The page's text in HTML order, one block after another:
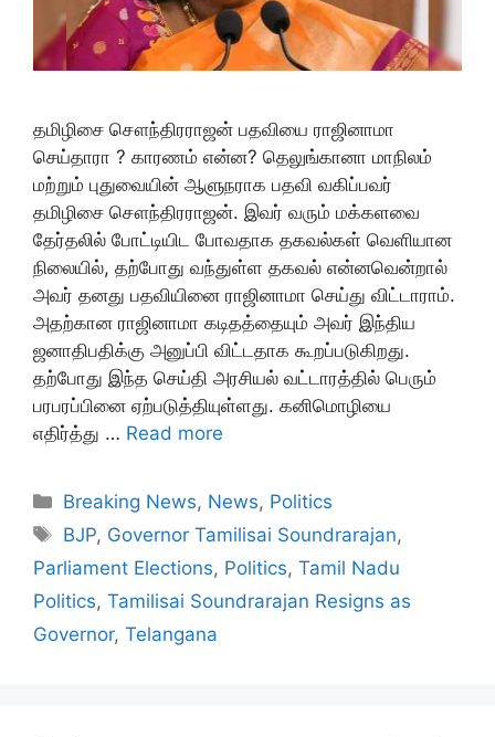
தமிழிசை சௌந்திரராஜன் பதவியை ராஜினாமா
செய்தாரா ? காரணம் என்ன? தெலுங்கானா மாநிலம்
மற்றும் புதுவையின் ஆளுநராக பதவி வகிப்பவர்
தமிழிசை சௌந்திரராஜன். இவர் வரும் மக்களவை
தேர்தலில் போட்டியிட போவதாக தகவல்கள் வெளியான
நிலையில், தற்போது வந்துள்ள தகவல் என்னவென்றால்
அவர் தனது பதவியினை ராஜினாமா செய்து விட்டாராம்.
அதற்கான ராஜினாமா கடிதத்தையும் அவர் இந்திய
ஜனாதிபதிக்கு அனுப்பி விட்டதாக கூறப்படுகிறது.
தற்போது இந்த செய்தி அரசியல் வட்டாரத்தில் பெரும்
பரபரப்பினை ஏற்படுத்தியுள்ளது. கனிமொழியை
எதிர்த்து … Read more
Categories
Breaking News, News, Politics
Tags
BJP, Governor Tamilisai Soundrarajan,
Parliament Elections, Politics, Tamil Nadu
Politics, Tamilisai Soundrarajan Resigns as
Governor, Telangana